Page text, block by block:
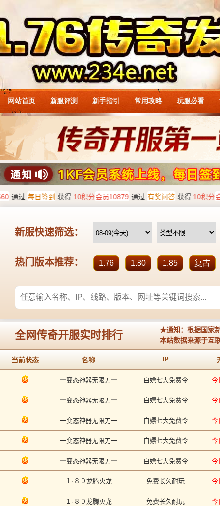
网站首页 新服评测 新手指引 常用攻略 玩服必看